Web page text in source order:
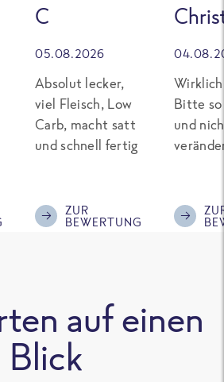
C
05.08.2026
Absolut lecker,
viel Fleisch, Low
Carb, macht satt
und schnell fertig
ZUR
BEWERTUNG
Bitte so
und
auf einen
Blick